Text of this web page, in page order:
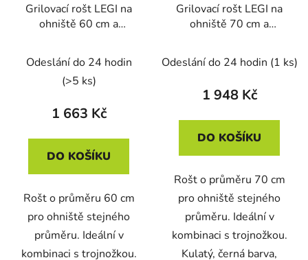
Grilovací rošt LEGI na
ohniště 60 cm a
ocel
Odeslání do 24 hodin
(>5 ks)
1 663 Kč
DO KOŠÍKU
Rošt o průměru 60 cm
pro ohniště stejného
průměru. Ideální v
kombinaci s trojnožkou.
Grilovací rošt LEGI na
ohniště 70 cm a
ocel
Odeslání do 24 hodin (1 ks)
1 948 Kč
DO KOŠÍKU
Rošt o průměru 70 cm
pro ohniště stejného
průměru. Ideální v
kombinaci s trojnožkou.
Kulatý, černá barva,